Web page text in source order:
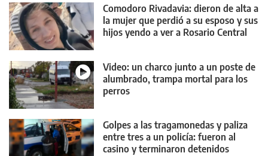
Comodoro Rivadavia: dieron de alta a
la mujer que perdió a su esposo y sus
hijos yendo a ver a Rosario Central
Video: un charco junto a un poste de
alumbrado, trampa mortal para los
perros
Golpes a las tragamonedas y paliza
entre tres a un policía: fueron al
casino y terminaron detenidos